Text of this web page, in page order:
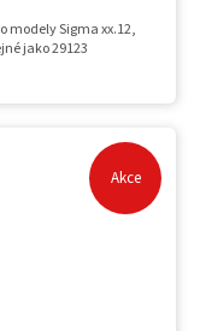
modely Sigma xx.12,
jako 29123
Akce